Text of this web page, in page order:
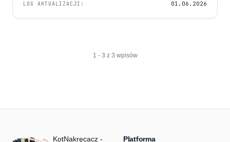
LOG AKTUALIZACJI: 01.06.2026
1 - 3 z 3 wpisów
KotNakręcacz - Platforma